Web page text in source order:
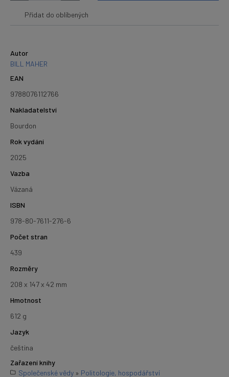
Přidat do oblíbených
Autor
BILL MAHER
EAN
9788076112766
Nakladatelství
Bourdon
Rok vydání
2025
Vazba
Vázaná
ISBN
978-80-7611-276-6
Počet stran
439
Rozměry
208 x 147 x 42 mm
Hmotnost
612 g
Jazyk
čeština
Zařazení knihy
Společenské vědy » Politologie, hospodářství